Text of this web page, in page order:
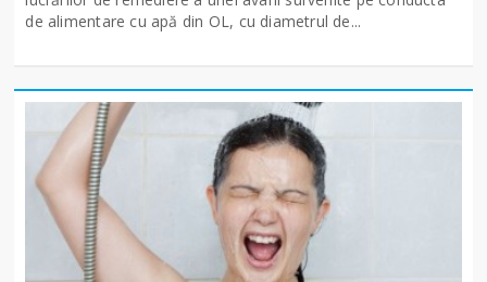
de alimentare cu apă din OL, cu diametrul de...